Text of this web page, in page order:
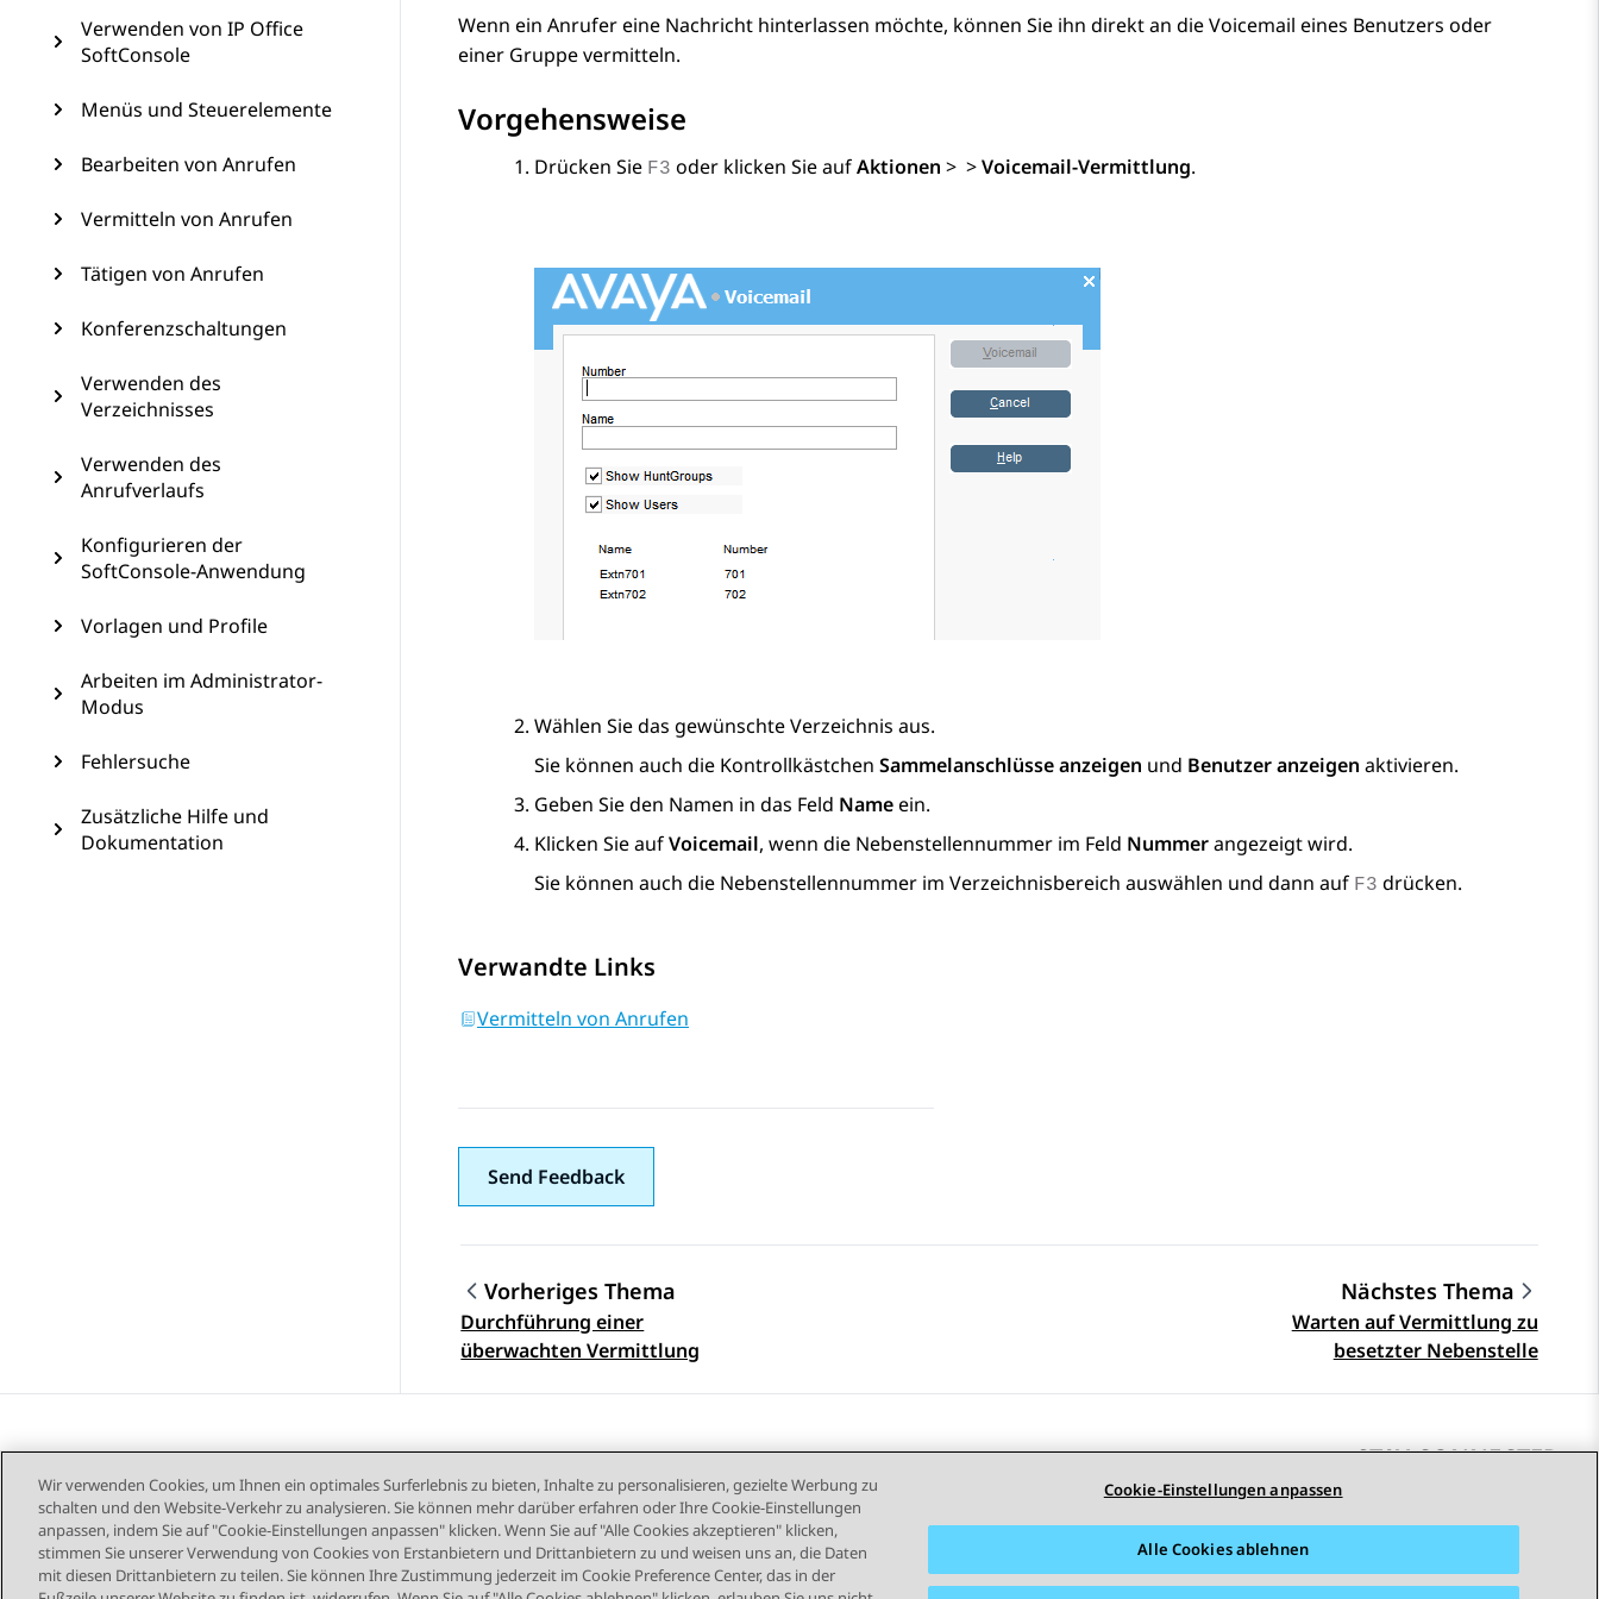
Verwenden von IP Office
SoftConsole
Menüs und Steuerelemente
Bearbeiten von Anrufen
Vermitteln von Anrufen
Tätigen von Anrufen
Konferenzschaltungen
Verwenden des
Verzeichnisses
Verwenden des
Anrufverlaufs
Konfigurieren der
SoftConsole-Anwendung
Vorlagen und Profile
Arbeiten im Administrator-
Modus
Fehlersuche
Zusätzliche Hilfe und
Dokumentation
Wenn ein Anrufer eine Nachricht hinterlassen möchte, können Sie ihn direkt an die Voicemail eines Benutzers oder
einer Gruppe vermitteln.
Vorgehensweise
Drücken Sie F3 oder klicken Sie aufAktionen > >Voicemail-Vermittlung.
Wählen Sie das gewünschte Verzeichnis aus.
Sie können auch die Kontrollkästchen Sammelanschlüsse anzeigen und Benutzer anzeigen aktivieren.
Geben Sie den Namen in das Feld Nameein.
Klicken Sie aufVoicemail, wenn die Nebenstellennummer im Feld Nummerangezeigt wird.
Sie können auch die Nebenstellennummer im Verzeichnisbereich auswählen und dann auf F3 drücken.
Verwandte Links
Vermitteln von Anrufen
Send Feedback
Themennavigation
Vorheriges Thema
Durchführung einer
überwachten Vermittlung
Nächstes Thema
Warten auf Vermittlung zu
besetzter Nebenstelle
STAY CONNECTED
Sitemap Nutzungsbedingungen Datenschutz Cookie-Richtlinie Marken Barrierefreiheit © 2026 Avaya LLC
Wir verwenden Cookies, um Ihnen ein optimales Surferlebnis zu bieten, Inhalte zu personalisieren, gezielte Werbung zu
schalten und den Website-Verkehr zu analysieren. Sie können mehr darüber erfahren oder Ihre Cookie-Einstellungen
anpassen, indem Sie auf "Cookie-Einstellungen anpassen" klicken. Wenn Sie auf "Alle Cookies akzeptieren" klicken,
stimmen Sie unserer Verwendung von Cookies von Erstanbietern und Drittanbietern zu und weisen uns an, die Daten
mit diesen Drittanbietern zu teilen. Sie können Ihre Zustimmung jederzeit im Cookie Preference Center, das in der
Cookie-Einstellungen anpassen
Alle Cookies ablehnen